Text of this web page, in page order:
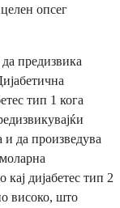
опсег
предизвика
тип 1 кога
и да произведува
кај дијабетес тип 2
високо, што